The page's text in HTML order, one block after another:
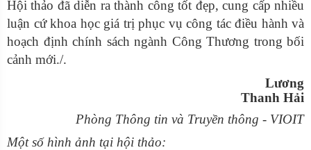
Hội thảo đã diễn ra thành công tốt đẹp, cung cấp nhiều
luận cứ khoa học giá trị phục vụ công tác điều hành và
hoạch định chính sách ngành Công Thương trong bối
cảnh mới./.
Lương
Thanh Hải
Phòng Thông tin và Truyền thông - VIOIT
Một số hình ảnh tại hội thảo: